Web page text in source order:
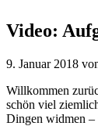
Video:
9. Januar 2018
Willkommen
schön viel
Dingen widmen –